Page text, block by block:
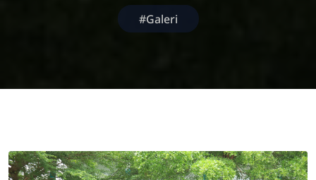
#Galeri